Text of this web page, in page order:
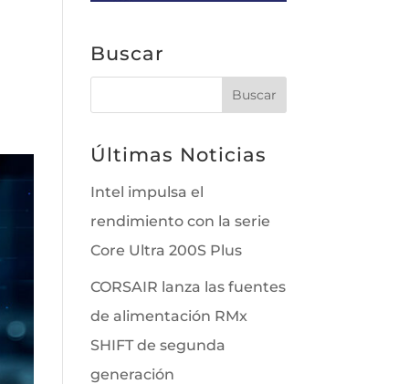
Buscar
Últimas Noticias
Intel impulsa el
rendimiento con la serie
Core Ultra 200S Plus
CORSAIR lanza las fuentes
de alimentación RMx
SHIFT de segunda
generación